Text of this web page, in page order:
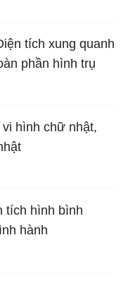
tích xung quanh
phần hình trụ
hình chữ nhật,
tích hình bình
hành